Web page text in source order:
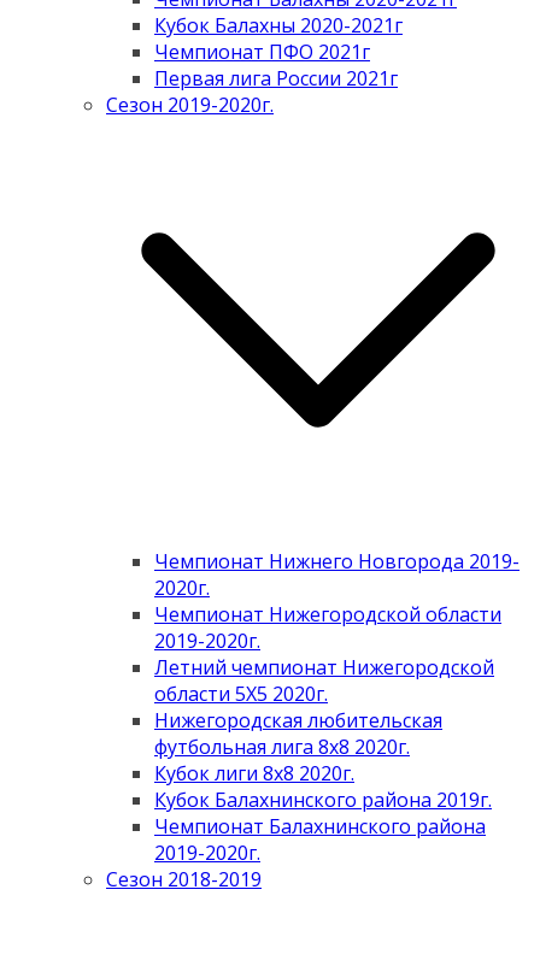
Кубок Балахны 2020-2021г
Чемпионат ПФО 2021г
Первая лига России 2021г
Сезон 2019-2020г.
Чемпионат Нижнего Новгорода 2019-
2020г.
Чемпионат Нижегородской области
2019-2020г.
Летний чемпионат Нижегородской
области 5Х5 2020г.
Нижегородская любительская
футбольная лига 8х8 2020г.
Кубок лиги 8х8 2020г.
Кубок Балахнинского района 2019г.
Чемпионат Балахнинского района
2019-2020г.
Сезон 2018-2019